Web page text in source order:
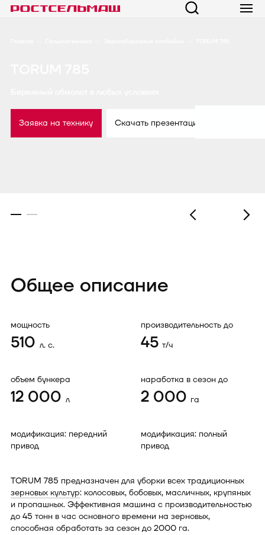
Заявка на технику Скачать презентацию
Общее описание
мощность
510 л. с.
производительность до
45 т/ч
объем бункера
12 000 л
наработка в сезон до
2 000 га
модификация: передний
привод
модификация: полный
привод
TORUM 785 предназначен для уборки всех традиционных
зерновых культур: колосовых, бобовых, масличных, крупяных
и пропашных. Эффективная машина с производительностью
до 45 тонн в час основного времени на зерновых,
способная обработать за сезон до 2000 га.